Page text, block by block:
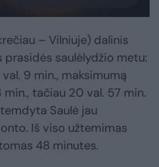
– Vilniuje) dalinis
prasidės saulėlydžio metu:
9 min., maksimumą
tačiau 20 val. 57 min.
Saulė jau
Iš viso užtemimas
48 minutes.